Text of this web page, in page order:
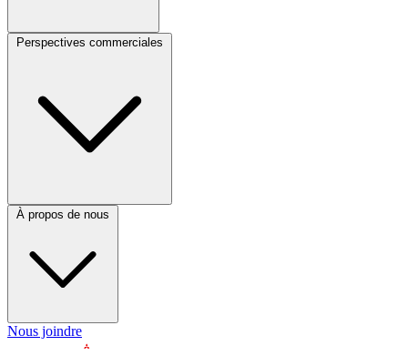
Perspectives commerciales
À propos de nous
Nous joindre